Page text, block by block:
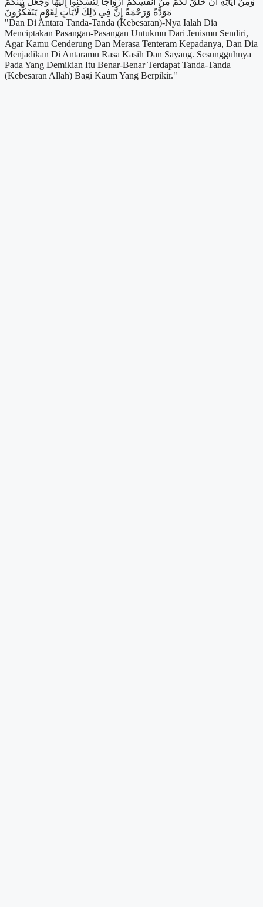
مَوَدَّةً وَرَحْمَةً إِنَّ فِي ذَلِكَ لَآيَاتٍ لِقَوْمٍ يَتَفَكَّرُونَ
"Dan Di Antara Tanda-Tanda (Kebesaran)-Nya Ialah Dia
Menciptakan Pasangan-Pasangan Untukmu Dari Jenismu Sendiri,
Agar Kamu Cenderung Dan Merasa Tenteram Kepadanya, Dan Dia
Menjadikan Di Antaramu Rasa Kasih Dan Sayang. Sesungguhnya
Pada Yang Demikian Itu Benar-Benar Terdapat Tanda-Tanda
(Kebesaran Allah) Bagi Kaum Yang Berpikir."